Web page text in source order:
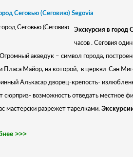
Сеговью (Сеговию) Segovia
Экскурсия в город
часов . Сеговия
акведук – символ города,
Пласа Майор, на которой, в церкви Сан
Алькасар дворец-крепость-
сюрприз- возможность отведать местное
мастерски разрежет тарелками.
>>>